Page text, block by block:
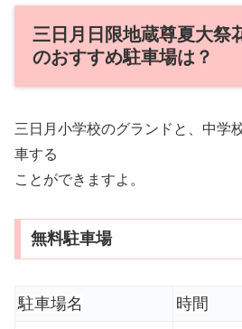
三日月日限地蔵尊夏大祭
のおすすめ駐車場は？
三日月小学校のグランドと、中学
車する
ことができますよ。
無料駐車場
駐車場名 時間